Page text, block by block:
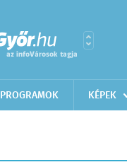
PROGRAMOK KÉPEK